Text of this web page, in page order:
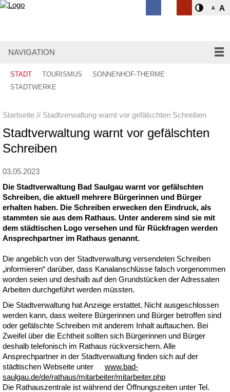
A A
NAVIGATION
STADT TOURISMUS
SONNENHOF-THERME
STADTWERKE
Startseite Stadtverwaltung warnt vor gefälschten Schreiben
Stadtverwaltung warnt vor gefälschten
Schreiben
03.05.2023
Die Stadtverwaltung Bad Saulgau warnt vor gefälschten
Schreiben, die aktuell mehrere Bürgerinnen und Bürger
erhalten haben. Die Schreiben erwecken den Eindruck, als
stammten sie aus dem Rathaus. Unter anderem sind sie mit
dem städtischen Logo versehen und für Rückfragen werden
Ansprechpartner im Rathaus genannt.
Die angeblich von der Stadtverwaltung versendeten Schreiben
„informieren“ darüber, dass Kanalanschlüsse falsch vorgenommen
worden seien und deshalb auf den Grundstücken der Adressaten
Arbeiten durchgeführt werden müssten.
Die Stadtverwaltung hat Anzeige erstattet. Nicht ausgeschlossen
werden kann, dass weitere Bürgerinnen und Bürger betroffen sind
oder gefälschte Schreiben mit anderem Inhalt auftauchen. Bei
Zweifel über die Echtheit sollten sich Bürgerinnen und Bürger
deshalb telefonisch im Rathaus rückversichern. Alle
Ansprechpartner in der Stadtverwaltung finden sich auf der
städtischen Webseite unter
www.bad-
saulgau.de/de/rathaus/mitarbeiter/mitarbeiter.php
Die Rathauszentrale ist während der Öffnungszeiten unter Tel.